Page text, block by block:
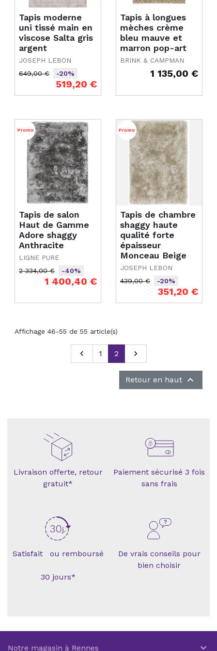
Tapis moderne
uni tissé main en
viscose Salta gris
argent
JOSEPH LEBON
Prix de base
649,00 €
-20%
519,20 €
Tapis à longues
mèches crème
bleu mauve et
marron pop-art
BRINK & CAMPMAN
1 135,00 €
Tapis de salon
Haut de Gamme
Adore shaggy
Anthracite
LIGNE PURE
Prix de base
2 334,00 €
-40%
1 400,40 €
Promo
Tapis de chambre
shaggy haute
qualité forte
épaisseur
Monceau Beige
JOSEPH LEBON
Prix de base
439,00 €
-20%
351,20 €
Promo
Affichage 46-55 de 55 article(s)
Précédent
 1 2 Suivant

Retour en haut 
Livraison offerte, retour
gratuit*
Paiement sécurisé 3 fois
sans frais
Satisfait ou remboursé
30 jours*
De vrais conseils pour
bien choisir
Notre magasin à Rennes 